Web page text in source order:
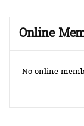
Online
No online